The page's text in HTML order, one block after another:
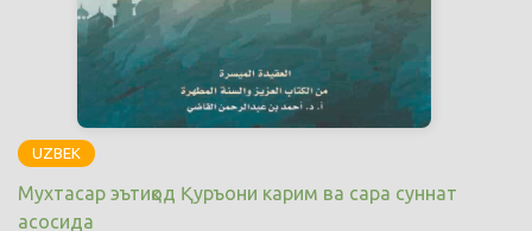
UZBEK
Мухтасар эътиқод Қуръони карим ва сара суннат
асосида